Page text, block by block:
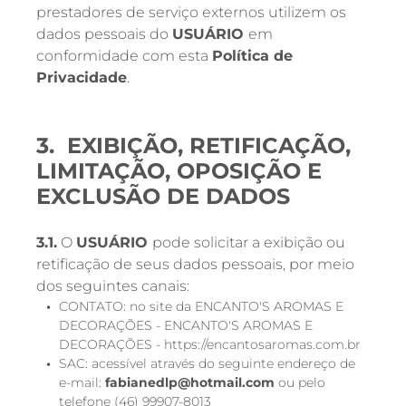
prestadores de serviço externos utilizem os
dados pessoais do USUÁRIO em
conformidade com esta Política de
Privacidade.
3. EXIBIÇÃO, RETIFICAÇÃO,
LIMITAÇÃO, OPOSIÇÃO E
EXCLUSÃO DE DADOS
3.1. O USUÁRIO pode solicitar a exibição ou
retificação de seus dados pessoais, por meio
dos seguintes canais:
CONTATO: no site da ENCANTO'S AROMAS E
DECORAÇÕES - ENCANTO'S AROMAS E
DECORAÇÕES - https://encantosaromas.com.br
SAC: acessível através do seguinte endereço de
e-mail: fabianedlp@hotmail.com ou pelo
telefone (46) 99907-8013